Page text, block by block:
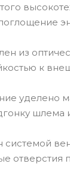
из
к
уделено
шлема
отверстия